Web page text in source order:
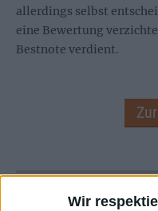
Wir
allerdings selbst
eine Bewertung
Bestnote verdient.